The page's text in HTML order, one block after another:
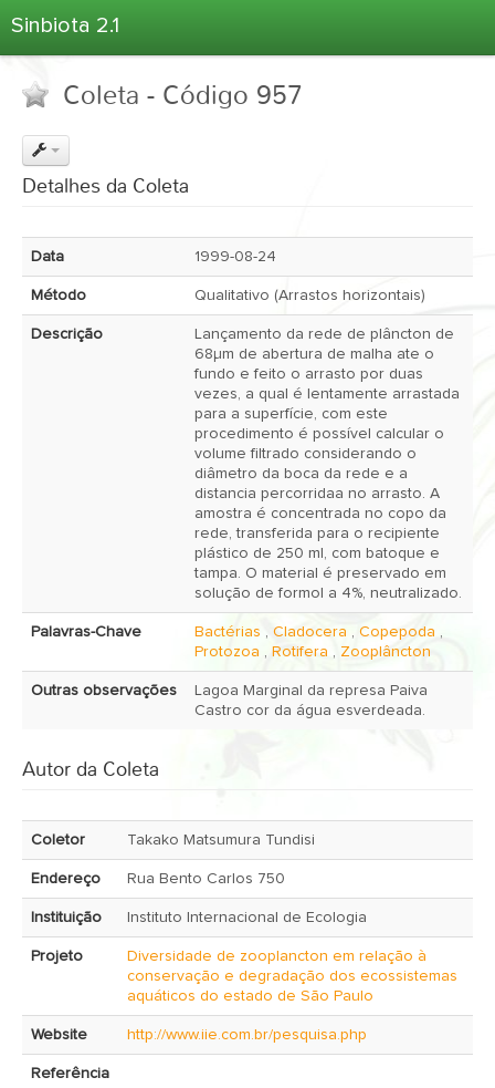
Sinbiota 2.1
Informações Ambientais
Coletas
Atlas 2.1
Estatísticas
Coleta - Código 957
Detalhes da Coleta
Data 1999-08-24
Método Qualitativo (Arrastos horizontais)
Descrição
Lançamento da rede de plâncton de
68µm de abertura de malha ate o
fundo e feito o arrasto por duas
vezes, a qual é lentamente arrastada
para a superfície, com este
procedimento é possível calcular o
volume filtrado considerando o
diâmetro da boca da rede e a
distancia percorridaa no arrasto. A
amostra é concentrada no copo da
rede, transferida para o recipiente
plástico de 250 ml, com batoque e
tampa. O material é preservado em
solução de formol a 4%, neutralizado.
Palavras-Chave Bactérias , Cladocera , Copepoda ,
Protozoa , Rotifera , Zooplâncton
Outras observações
Lagoa Marginal da represa Paiva
Castro cor da água esverdeada.
Autor da Coleta
Coletor Takako Matsumura Tundisi
Endereço Rua Bento Carlos 750
Instituição Instituto Internacional de Ecologia
Projeto
Diversidade de zooplancton em relação à
conservação e degradação dos ecossistemas
aquáticos do estado de São Paulo
Website http://www.iie.com.br/pesquisa.php
Referência